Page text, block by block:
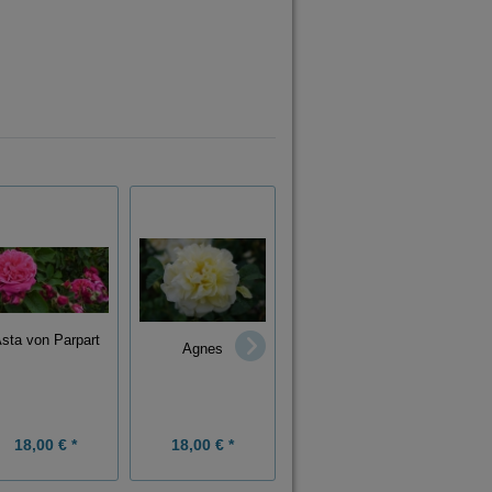
von Parpart
18,00 € *
Agnes
18,00 € *